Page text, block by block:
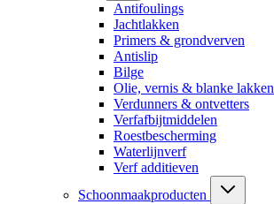
Antifoulings
Jachtlakken
Primers & grondverven
Antislip
Bilge
Olie, vernis & blanke lakken
Verdunners & ontvetters
Verfafbijtmiddelen
Roestbescherming
Waterlijnverf
Verf additieven
Schoonmaakproducten